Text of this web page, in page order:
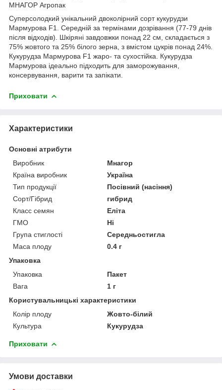
МНАГОР Агропак
Суперсолодкий унікальний двоколірний сорт кукурудзи
Мармурова F1. Середній за термінами дозрівання (77-79 днів
після відходів). Шкіряні завдовжки понад 22 см, складається з
75% жовтого та 25% білого зерна, з вмістом цукрів понад 24%.
Кукурудза Мармурова F1 жаро- та сухостійка. Кукурудза
Мармурова ідеально підходить для заморожування,
консервування, варити та запікати.
Приховати
Характеристики
Основні атрибути
Виробник
Мнагор
Країна виробник
Україна
Тип продукції
Посівний (насіння)
Сорт/Гібрид
гибрид
Класс семян
Еліта
ГМО
Ні
Група стиглості
Середньостигла
Маса плоду
0.4 г
Упаковка
Упаковка
Пакет
Вага
1 г
Користувальницькі характеристики
Колір плоду
Жовто-білий
Культура
Кукурудза
Приховати
Умови доставки